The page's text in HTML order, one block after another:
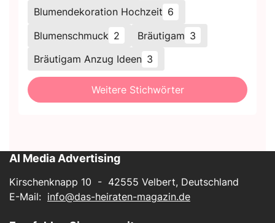
Blumendekoration Hochzeit 6
Blumenschmuck 2 Bräutigam 3
Bräutigam Anzug Ideen 3
Weitere Stichwörter
AI Media Advertising
Kirschenknapp 10 - 42555 Velbert, Deutschland
E-Mail: info@das-heiraten-magazin.de